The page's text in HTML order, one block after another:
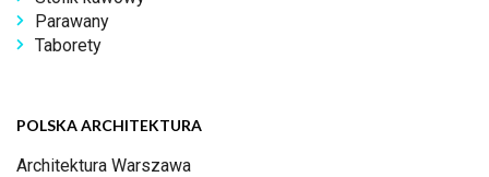
Parawany
Taborety
POLSKA ARCHITEKTURA
Architektura Warszawa